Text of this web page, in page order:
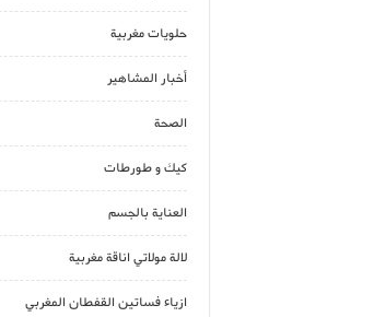
حلويات مغربية
أخبار المشاهير
الصحة
كيك و طورطات
العناية بالجسم
لالة مولاتي اناقة مغربية
ازياء فساتين القفطان المغربي